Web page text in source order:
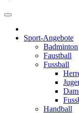
Sport-Angebote
Badminton
Faustball
Fussball
Handball